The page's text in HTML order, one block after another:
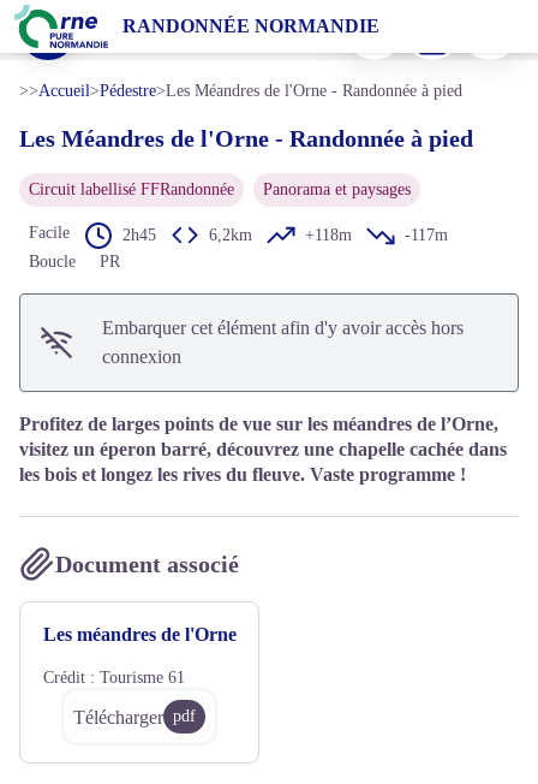
RANDONNÉE NORMANDIE
Les Méandres de l'Orne - Randonnée à pied
Voir l'image en plein écran
Imprimer
>>Accueil>Pédestre>Les Méandres de l'Orne - Randonnée à pied
Les Méandres de l'Orne - Randonnée à pied
Circuit labellisé FFRandonnée Panorama et paysages
Facile 2h45 6,2km +118m
-117m
Boucle
PR
Embarquer cet élément afin d'y avoir accès hors
connexion
Profitez de larges points de vue sur les méandres de l’Orne,
visitez un éperon barré, découvrez une chapelle cachée dans
les bois et longez les rives du fleuve. Vaste programme !
Document associé
Les méandres de l'Orne
Crédit : Tourisme 61
Télécharger pdf